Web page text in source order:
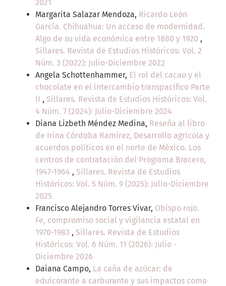
2021
Margarita Salazar Mendoza, Ricardo León
García. Chihuahua: Un acceso de modernidad.
Algo de su vida económica entre 1880 y 1920 ,
Sillares. Revista de Estudios Históricos: Vol. 2
Núm. 3 (2022): Julio-Diciembre 2022
Angela Schottenhammer, El rol del cacao y el
chocolate en el intercambio transpacífico Parte
II , Sillares. Revista de Estudios Históricos: Vol.
4 Núm. 7 (2024): Julio-Diciembre 2024
Diana Lizbeth Méndez Medina, Reseña al libro
de Irina Córdoba Ramírez, Desarrollo agrícola y
acuerdos políticos en el norte de México. Los
centros de contratación del Programa Bracero,
1947-1964 , Sillares. Revista de Estudios
Históricos: Vol. 5 Núm. 9 (2025): Julio-Diciembre
2025
Francisco Alejandro Torres Vivar, Obispo rojo.
Fe, compromiso social y vigilancia estatal en
1970-1983 , Sillares. Revista de Estudios
Históricos: Vol. 6 Núm. 11 (2026): Julio -
Diciembre 2026
Daiana Campo, La caña de azúcar: de
edulcorante a carburante y sus impactos como